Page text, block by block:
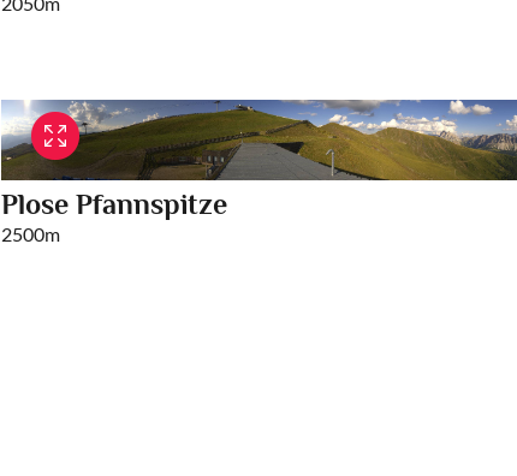
Plose Pfannspitze
2500m